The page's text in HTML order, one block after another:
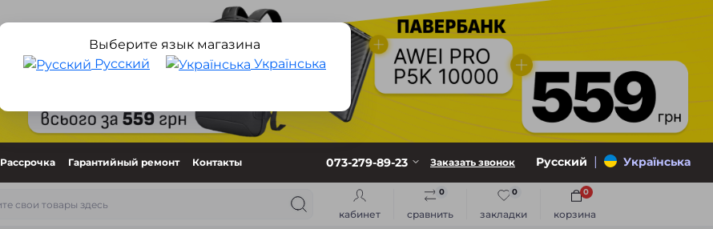
Рассрочка Гарантийный ремонт Контакты 073-279-89-23 Заказать звонок Русский | Українська
кабинет сравнить
0
закладки
0
корзина
0
Выберите язык магазина
Русский
Українська